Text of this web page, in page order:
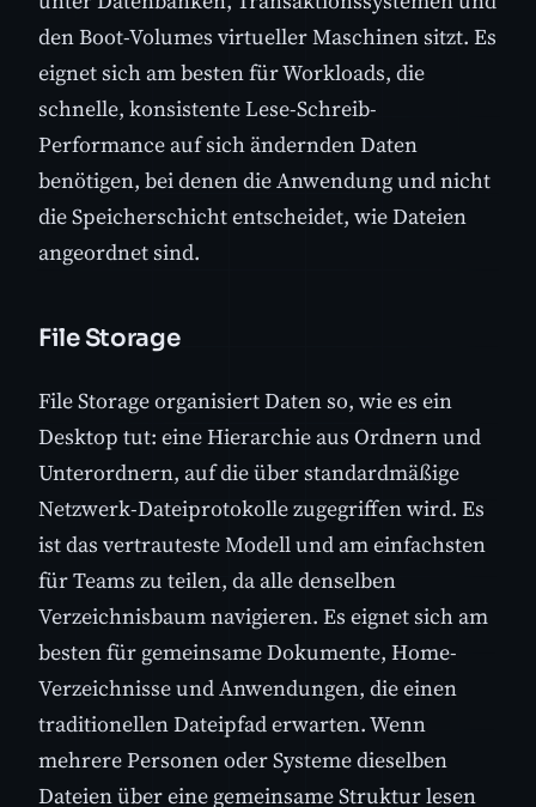
den Boot-Volumes virtueller Maschinen sitzt. Es
eignet sich am besten für Workloads, die
schnelle, konsistente Lese-Schreib-
Performance auf sich ändernden Daten
benötigen, bei denen die Anwendung und nicht
die Speicherschicht entscheidet, wie Dateien
angeordnet sind.
File Storage
File Storage organisiert Daten so, wie es ein
Desktop tut: eine Hierarchie aus Ordnern und
Unterordnern, auf die über standardmäßige
Netzwerk-Dateiprotokolle zugegriffen wird. Es
ist das vertrauteste Modell und am einfachsten
für Teams zu teilen, da alle denselben
Verzeichnisbaum navigieren. Es eignet sich am
besten für gemeinsame Dokumente, Home-
Verzeichnisse und Anwendungen, die einen
traditionellen Dateipfad erwarten. Wenn
mehrere Personen oder Systeme dieselben
Dateien über eine gemeinsame Struktur lesen